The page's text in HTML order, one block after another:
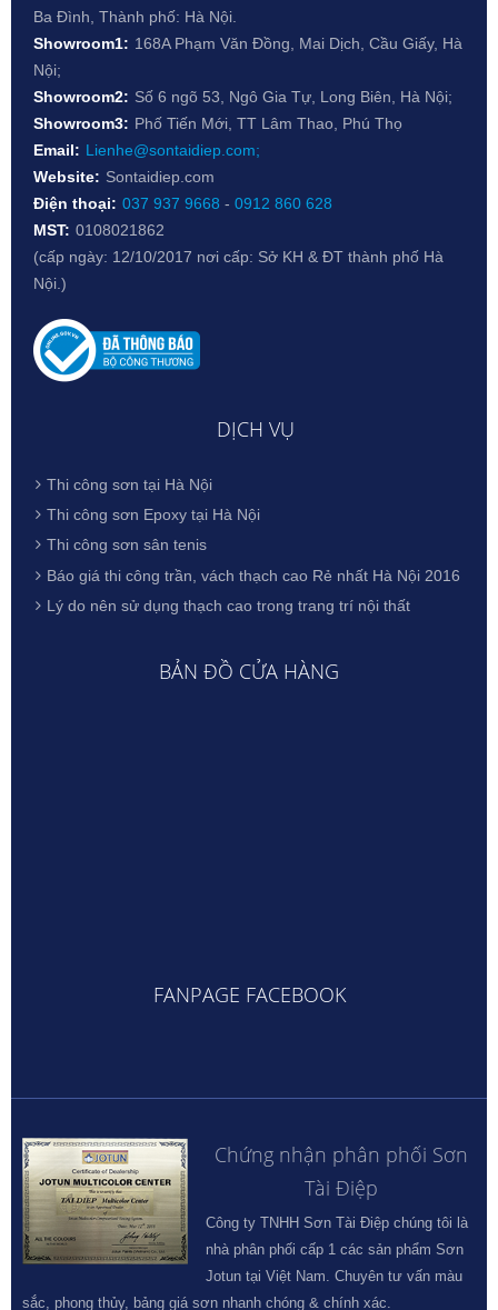
Ba Đình, Thành phố: Hà Nội.
Showroom1: 168A Phạm Văn Đồng, Mai Dịch, Cầu Giấy, Hà
Nội;
Showroom2: Số 6 ngõ 53, Ngô Gia Tự, Long Biên, Hà Nội;
Showroom3: Phố Tiến Mới, TT Lâm Thao, Phú Thọ
Email: Lienhe@sontaidiep.com;
Website: Sontaidiep.com
Điện thoại: 037 937 9668 - 0912 860 628
MST: 0108021862
(cấp ngày: 12/10/2017 nơi cấp: Sở KH & ĐT thành phố Hà
Nội.)
DỊCH VỤ
Thi công sơn tại Hà Nội
Thi công sơn Epoxy tại Hà Nội
Thi công sơn sân tenis
Báo giá thi công trần, vách thạch cao Rẻ nhất Hà Nội 2016
Lý do nên sử dụng thạch cao trong trang trí nội thất
BẢN ĐỒ CỬA HÀNG
FANPAGE FACEBOOK
Chứng nhận phân phối Sơn
Tài Điệp
Công ty TNHH Sơn Tài Điệp chúng tôi là
nhà phân phối cấp 1 các sản phẩm Sơn
Jotun tại Việt Nam. Chuyên tư vấn màu
sắc, phong thủy, bảng giá sơn nhanh chóng & chính xác.